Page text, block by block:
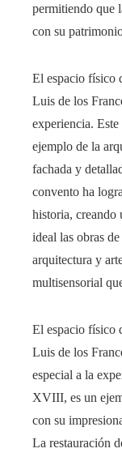
permitiendo que
con su
El espacio físico
Luis de los
experiencia.
ejemplo de la
fachada y
convento ha
historia, creando
ideal las obras
arquitectura y
multisensorial
El espacio físico
Luis de los
especial a la
XVIII, es un
con su
La restauración